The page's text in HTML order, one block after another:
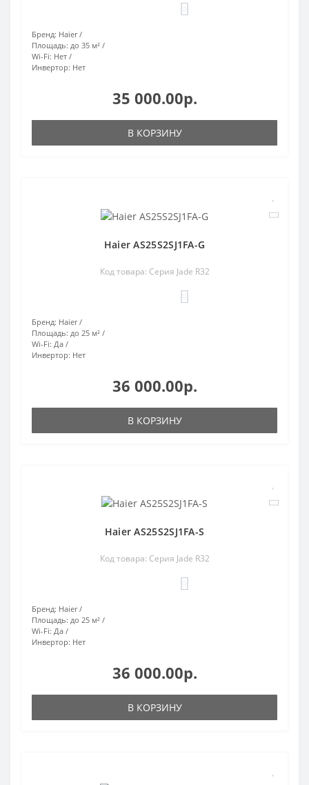
Бренд: Haier
Площадь: до 35 м²
Wi-Fi: Нет
Инвертор: Нет
35 000.00р.
В КОРЗИНУ
Haier AS25S2SJ1FA-G
Код товара: Серия Jade R32
Бренд: Haier
Площадь: до 25 м²
Wi-Fi: Да
Инвертор: Нет
36 000.00р.
В КОРЗИНУ
Haier AS25S2SJ1FA-S
Код товара: Серия Jade R32
Бренд: Haier
Площадь: до 25 м²
Wi-Fi: Да
Инвертор: Нет
36 000.00р.
В КОРЗИНУ